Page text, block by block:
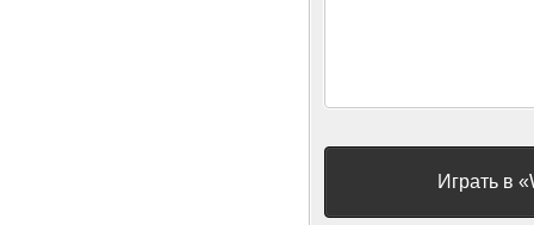
Играть в